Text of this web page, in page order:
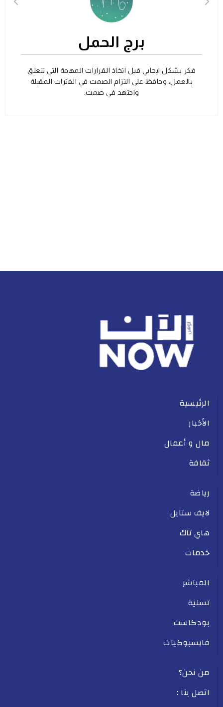
برج الحمل
فكر بشكل ايجابي قبل اتخاذ القرارات المهمة التي تتعلق
بالعمل، وحافظ على التزام الصمت في الفترات المقبلة
واجتهد في صمت.
الرئيسية
الأخبار
مال و أعمال
ثقافة
رياضة
لايف ستايل
هاي تاك
خدمات
المباشر
تسلية
بودكاست
فايسبوكيات
من نحن؟
اتصل بنا :